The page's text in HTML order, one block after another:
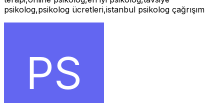
psikolog,psikolog ücretleri,istanbul psikolog çağrışım